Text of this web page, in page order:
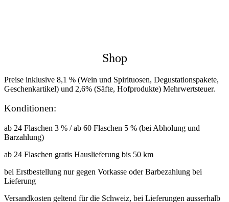
Shop
Preise inklusive 8,1 % (Wein und Spirituosen, Degustationspakete,
Geschenkartikel) und 2,6% (Säfte, Hofprodukte) Mehrwertsteuer.
Konditionen:
ab 24 Flaschen 3 % / ab 60 Flaschen 5 % (bei Abholung und
Barzahlung)
ab 24 Flaschen gratis Hauslieferung bis 50 km
bei Erstbestellung nur gegen Vorkasse oder Barbezahlung bei
Lieferung
Versandkosten geltend für die Schweiz, bei Lieferungen ausserhalb